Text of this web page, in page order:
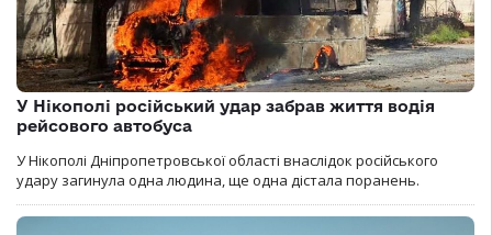
У Нікополі російський удар забрав життя водія
рейсового автобуса
У Нікополі Дніпропетровської області внаслідок російського
удару загинула одна людина, ще одна дістала поранень.